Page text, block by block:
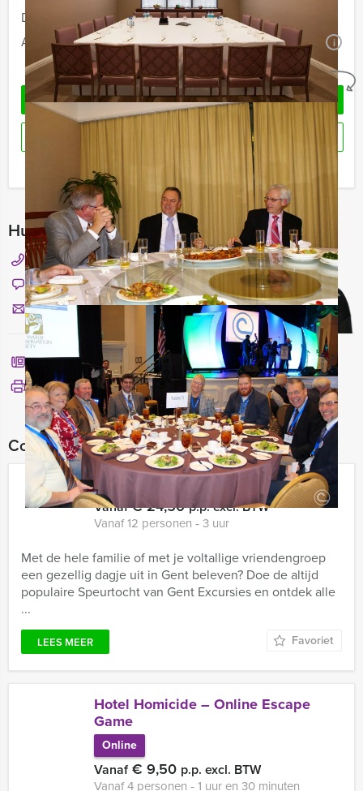
Duur:
8 uur
Aantal:
Minimaal 12 personen i
Geheel vrijblijvend
OFFERTE AANVRAGEN
RESERVEREN
Ik heb een vraag over dit uitje
Hulp nodig bij het kiezen?
+32 9 298 08 02
Chat met Nicky
Stuur ons een mailtje
Bel mij terug
Bekijk printbare versie
Combineer dit uitje met:
Speurtocht in Gent
Vanaf€ 24,50 p.p. excl. BTW
Vanaf 12 personen ‐ 3 uur
Met de hele familie of met je voltallige vriendengroep
een gezellig dagje uit in Gent beleven? Doe de altijd
populaire Speurtocht van Gent Excursies en ontdek alle
...
LEES MEER Favoriet
Hotel Homicide – Online Escape
Game
Online
Vanaf€ 9,50 p.p. excl. BTW
Vanaf 4 personen ‐ 1 uur en 30 minuten